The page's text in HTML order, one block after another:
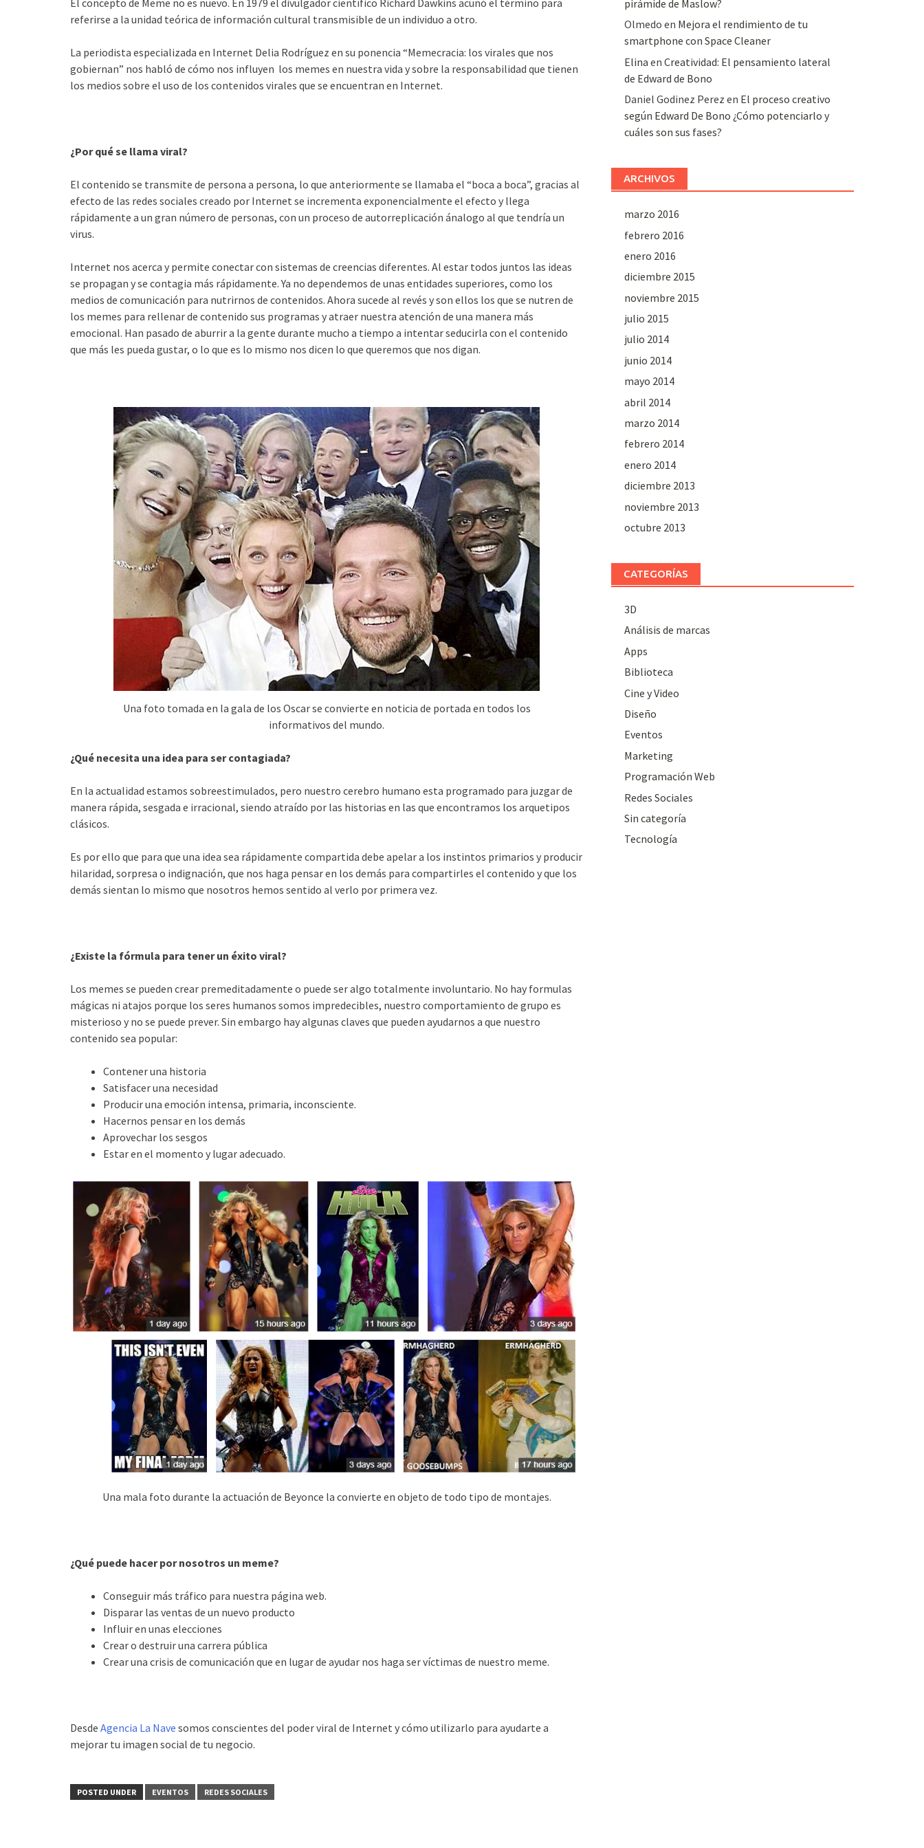
El concepto de Meme no es nuevo. En 1979 el divulgador científico Richard Dawkins acuñó el término para
referirse a la unidad teórica de información cultural transmisible de un individuo a otro.
La periodista especializada en Internet Delia Rodríguez en su ponencia “Memecracia: los virales que nos
gobiernan” nos habló de cómo nos influyen los memes en nuestra vida y sobre la responsabilidad que tienen
los medios sobre el uso de los contenidos virales que se encuentran en Internet.
¿Por qué se llama viral?
El contenido se transmite de persona a persona, lo que anteriormente se llamaba el “boca a boca”, gracias al
efecto de las redes sociales creado por Internet se incrementa exponencialmente el efecto y llega
rápidamente a un gran número de personas, con un proceso de autorreplicación ánalogo al que tendría un
virus.
Internet nos acerca y permite conectar con sistemas de creencias diferentes. Al estar todos juntos las ideas
se propagan y se contagia más rápidamente. Ya no dependemos de unas entidades superiores, como los
medios de comunicación para nutrirnos de contenidos. Ahora sucede al revés y son ellos los que se nutren de
los memes para rellenar de contenido sus programas y atraer nuestra atención de una manera más
emocional. Han pasado de aburrir a la gente durante mucho a tiempo a intentar seducirla con el contenido
que más les pueda gustar, o lo que es lo mismo nos dicen lo que queremos que nos digan.
Una foto tomada en la gala de los Oscar se convierte en noticia de portada en todos los
informativos del mundo.
¿Qué necesita una idea para ser contagiada?
En la actualidad estamos sobreestimulados, pero nuestro cerebro humano esta programado para juzgar de
manera rápida, sesgada e irracional, siendo atraído por las historias en las que encontramos los arquetipos
clásicos.
Es por ello que para que una idea sea rápidamente compartida debe apelar a los instintos primarios y producir
hilaridad, sorpresa o indignación, que nos haga pensar en los demás para compartirles el contenido y que los
demás sientan lo mismo que nosotros hemos sentido al verlo por primera vez.
¿Existe la fórmula para tener un éxito viral?
Los memes se pueden crear premeditadamente o puede ser algo totalmente involuntario. No hay formulas
mágicas ni atajos porque los seres humanos somos impredecibles, nuestro comportamiento de grupo es
misterioso y no se puede prever. Sin embargo hay algunas claves que pueden ayudarnos a que nuestro
contenido sea popular:
Contener una historia
Satisfacer una necesidad
Producir una emoción intensa, primaria, inconsciente.
Hacernos pensar en los demás
Aprovechar los sesgos
Estar en el momento y lugar adecuado.
Una mala foto durante la actuación de Beyonce la convierte en objeto de todo tipo de montajes.
¿Qué puede hacer por nosotros un meme?
Conseguir más tráfico para nuestra página web.
Disparar las ventas de un nuevo producto
Influir en unas elecciones
Crear o destruir una carrera pública
Crear una crisis de comunicación que en lugar de ayudar nos haga ser víctimas de nuestro meme.
Desde Agencia La Nave somos conscientes del poder viral de Internet y cómo utilizarlo para ayudarte a
mejorar tu imagen social de tu negocio.
POSTED UNDER EVENTOS REDES SOCIALES
pirámide de Maslow?
Olmedo en Mejora el rendimiento de tu
smartphone con Space Cleaner
Elina en Creatividad: El pensamiento lateral
de Edward de Bono
Daniel Godinez Perez en El proceso creativo
según Edward De Bono ¿Cómo potenciarlo y
cuáles son sus fases?
ARCHIVOS
marzo 2016
febrero 2016
enero 2016
diciembre 2015
noviembre 2015
julio 2015
julio 2014
junio 2014
mayo 2014
abril 2014
marzo 2014
febrero 2014
enero 2014
diciembre 2013
noviembre 2013
octubre 2013
CATEGORÍAS
3D
Análisis de marcas
Apps
Biblioteca
Cine y Video
Diseño
Eventos
Marketing
Programación Web
Redes Sociales
Sin categoría
Tecnología